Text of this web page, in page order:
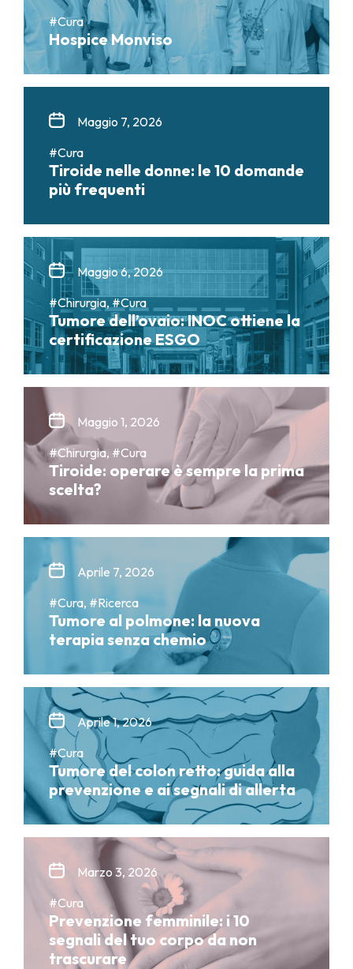
#Cura
Hospice Monviso
Maggio 7, 2026
#Cura
Tiroide nelle donne: le 10 domande
più frequenti
Maggio 6, 2026
#Chirurgia, #Cura
Tumore dell’ovaio: INOC ottiene la
certificazione ESGO
Maggio 1, 2026
#Chirurgia, #Cura
Tiroide: operare è sempre la prima
scelta?
Aprile 7, 2026
#Cura, #Ricerca
Tumore al polmone: la nuova
terapia senza chemio
Aprile 1, 2026
#Cura
Tumore del colon retto: guida alla
prevenzione e ai segnali di allerta
Marzo 3, 2026
#Cura
Prevenzione femminile: i 10
segnali del tuo corpo da non
trascurare